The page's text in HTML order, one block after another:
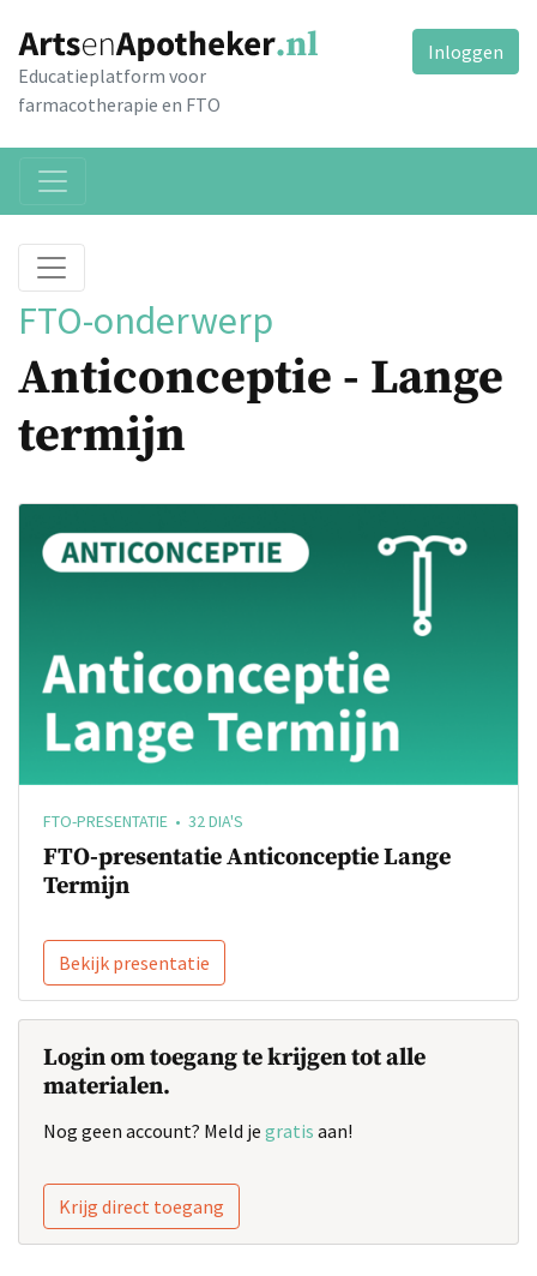
Educatieplatform voor
farmacotherapie en FTO
Inloggen
FTO-onderwerp
Anticonceptie - Lange
termijn
FTO-PRESENTATIE • 32 DIA'S
FTO-presentatie Anticonceptie Lange
Termijn
Bekijk presentatie
Login om toegang te krijgen tot alle
materialen.
Nog geen account? Meld je gratis aan!
Krijg direct toegang